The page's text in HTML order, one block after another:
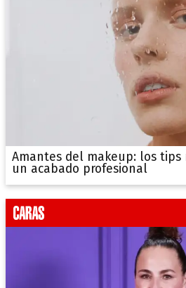
Amantes del makeup: los tips
un acabado profesional